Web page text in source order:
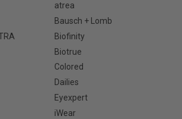
atrea
Bausch + Lomb
Biofinity
Biotrue
Colored
Dailies
Eyexpert
iWear